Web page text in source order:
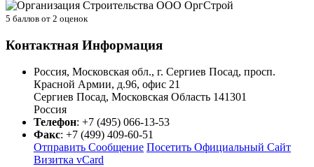
5 баллов от 2 оценок
Контактная Информация
Россия, Московская обл., г. Сергиев Посад, просп.
Красной Армии, д.96, офис 21
Сергиев Посад, Московская Область 141301
Россия
Телефон: +7 (495) 066-13-53
Факс: +7 (499) 409-60-51
Отправить Сообщение Посетить Официальный Сайт
Визитка vCard